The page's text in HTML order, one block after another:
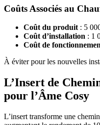
Coûts Associés au
Coût du produit: 5
Coût d’installation : 1
Coût de
À éviter pour les nouvelles
L’Insert de
pour l’Âme Cosy
L’insert transforme une